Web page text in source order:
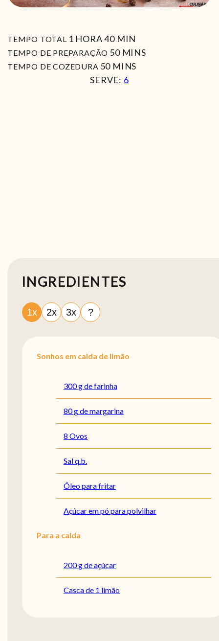
TEMPO TOTAL 1 HORA
HORA 40MIN
MIN
TEMPO DE PREPARAÇÃO 50MIN
MINS
TEMPO DE COZEDURA 50MIN
MINS
SERVE: 6
INGREDIENTES
1x 2x 3x ?
Sonhos em calda de limão
300 g de farinha
80 g de margarina
8 Ovos
Sal q.b.
Óleo para fritar
Açúcar em pó para polvilhar
Para a calda
200 g de açúcar
Casca de 1 limão